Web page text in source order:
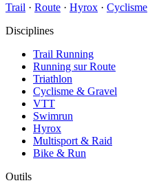
Trail · Route · Hyrox · Cyclisme
Disciplines
Trail Running
Running sur Route
Triathlon
Cyclisme & Gravel
VTT
Swimrun
Hyrox
Multisport & Raid
Bike & Run
Outils